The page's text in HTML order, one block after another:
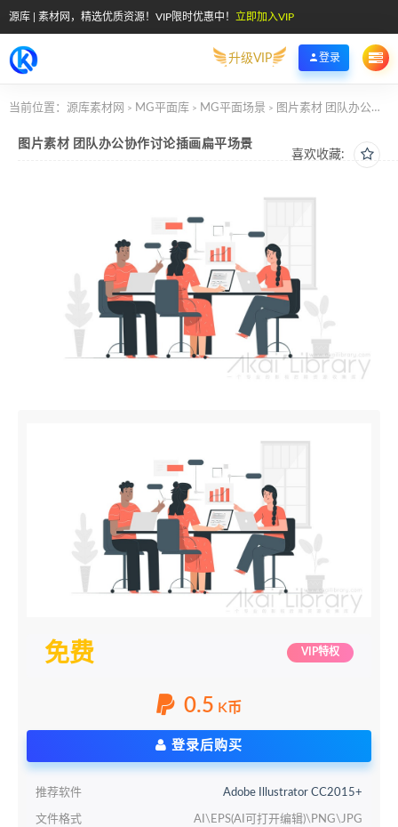
源库 | 素材网，精选优质资源！VIP限时优惠中！ 立即加入VIP
升级VIP 登录
当前位置： 源库素材网 > MG平面库 > MG平面场景 > 图片素材 团队办公协作讨论插画扁平场景
喜欢收藏:
图片素材 团队办公协作讨论插画扁平场景
免费 VIP特权
0.5 K币
登录后购买
推荐软件 Adobe Illustrator CC2015+
文件格式 AI\EPS(AI可打开编辑)\PNG\JPG